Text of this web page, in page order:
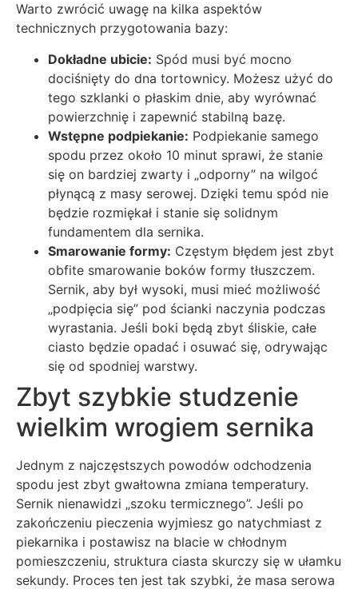
Warto zwrócić uwagę na kilka aspektów
technicznych przygotowania bazy:
Dokładne ubicie: Spód musi być mocno
dociśnięty do dna tortownicy. Możesz użyć do
tego szklanki o płaskim dnie, aby wyrównać
powierzchnię i zapewnić stabilną bazę.
Wstępne podpiekanie: Podpiekanie samego
spodu przez około 10 minut sprawi, że stanie
się on bardziej zwarty i „odporny” na wilgoć
płynącą z masy serowej. Dzięki temu spód nie
będzie rozmiękał i stanie się solidnym
fundamentem dla sernika.
Smarowanie formy: Częstym błędem jest zbyt
obfite smarowanie boków formy tłuszczem.
Sernik, aby był wysoki, musi mieć możliwość
„podpięcia się” pod ścianki naczynia podczas
wyrastania. Jeśli boki będą zbyt śliskie, całe
ciasto będzie opadać i osuwać się, odrywając
się od spodniej warstwy.
Zbyt szybkie studzenie
wielkim wrogiem sernika
Jednym z najczęstszych powodów odchodzenia
spodu jest zbyt gwałtowna zmiana temperatury.
Sernik nienawidzi „szoku termicznego”. Jeśli po
zakończeniu pieczenia wyjmiesz go natychmiast z
piekarnika i postawisz na blacie w chłodnym
pomieszczeniu, struktura ciasta skurczy się w ułamku
sekundy. Proces ten jest tak szybki, że masa serowa